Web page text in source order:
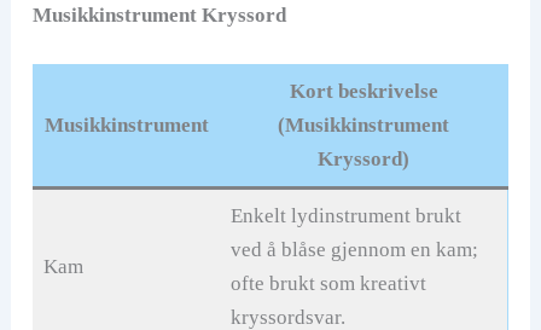
Musikkinstrument Kryssord
Musikkinstrument
Kort beskrivelse
(Musikkinstrument
Kryssord)
Kam
Enkelt lydinstrument brukt
ved å blåse gjennom en kam;
ofte brukt som kreativt
kryssordsvar.